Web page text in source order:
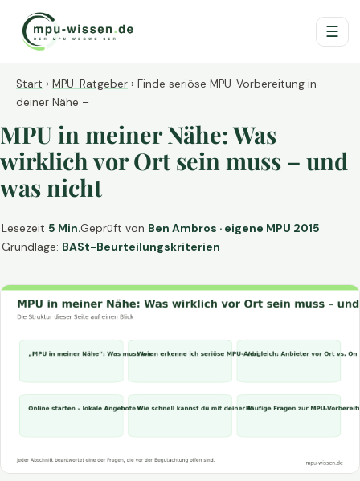
☰
Start › MPU-Ratgeber › Finde seriöse MPU-Vorbereitung in
deiner Nähe –
MPU in meiner Nähe: Was
wirklich vor Ort sein muss – und
was nicht
Lesezeit 5 Min.Geprüft von Ben Ambros · eigene MPU 2015
Grundlage: BASt-Beurteilungskriterien